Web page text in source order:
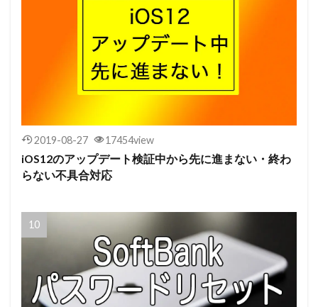
2019-08-27 17454view
iOS12のアップデート検証中から先に進まない・終わ
らない不具合対応